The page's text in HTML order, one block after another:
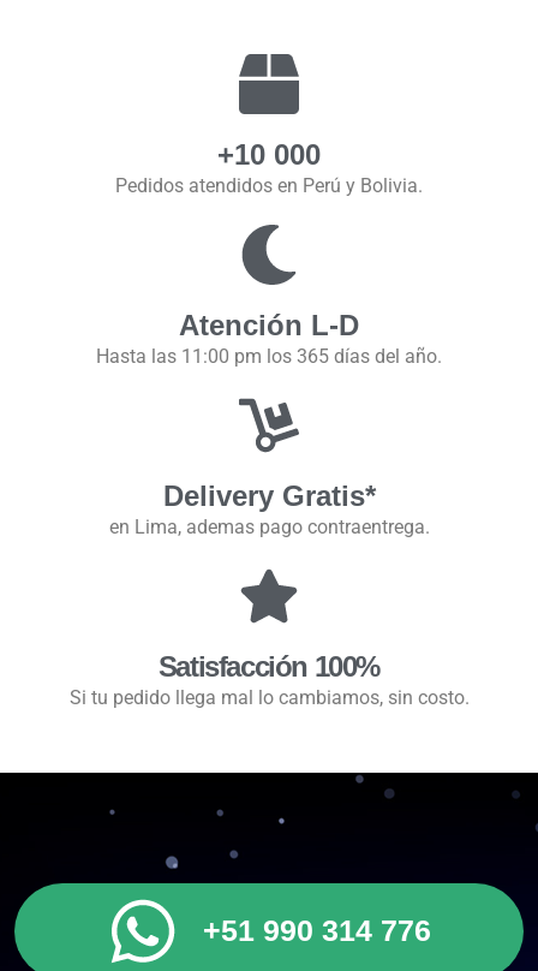
+10 000
Pedidos atendidos en Perú y Bolivia.
Atención L-D
Hasta las 11:00 pm los 365 días del año.
Delivery Gratis*
en Lima, ademas pago contraentrega.
Satisfacción 100%
Si tu pedido llega mal lo cambiamos, sin costo.
+51 990 314 776